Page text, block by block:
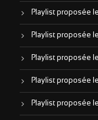
Playlist proposée
Playlist proposée
Playlist proposée
Playlist proposée
Playlist proposée